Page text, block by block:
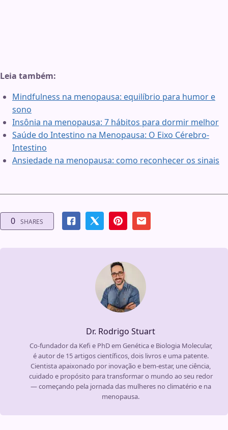
Leia também:
Mindfulness na menopausa: equilíbrio para humor e
sono
Insônia na menopausa: 7 hábitos para dormir melhor
Saúde do Intestino na Menopausa: O Eixo Cérebro-
Intestino
Ansiedade na menopausa: como reconhecer os sinais
0 SHARES
Dr. Rodrigo Stuart
Co-fundador da Kefi e PhD em Genética e Biologia Molecular,
é autor de 15 artigos científicos, dois livros e uma patente.
Cientista apaixonado por inovação e bem-estar, une ciência,
cuidado e propósito para transformar o mundo ao seu redor
— começando pela jornada das mulheres no climatério e na
menopausa.